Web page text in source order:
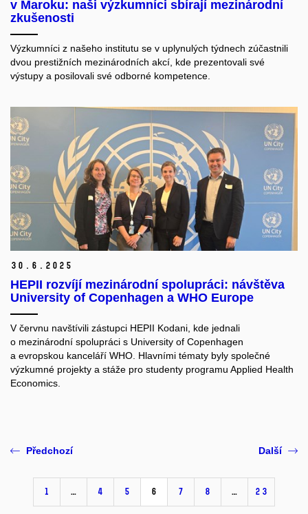
v Maroku: naši výzkumníci sbírají mezinárodní
zkušenosti
Výzkumníci z našeho institutu se v uplynulých týdnech zúčastnili
dvou prestižních mezinárodních akcí, kde prezentovali své
výstupy a posilovali své odborné kompetence.
30. 6. 2025
HEPII rozvíjí mezinárodní spolupráci: návštěva
University of Copenhagen a WHO Europe
V červnu navštívili zástupci HEPII Kodani, kde jednali
o mezinárodní spolupráci s University of Copenhagen
a evropskou kanceláří WHO. Hlavními tématy byly společné
výzkumné projekty a stáže pro studenty programu Applied Health
Economics.
Předchozí
1 … 4 5 6 7 8 … 23
Další